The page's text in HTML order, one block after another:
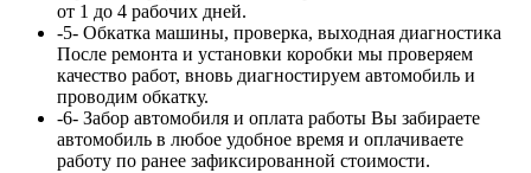
от 1 до 4 рабочих дней.
-5- Обкатка машины, проверка, выходная диагностика
После ремонта и установки коробки мы проверяем
качество работ, вновь диагностируем автомобиль и
проводим обкатку.
-6- Забор автомобиля и оплата работы Вы забираете
автомобиль в любое удобное время и оплачиваете
работу по ранее зафиксированной стоимости.